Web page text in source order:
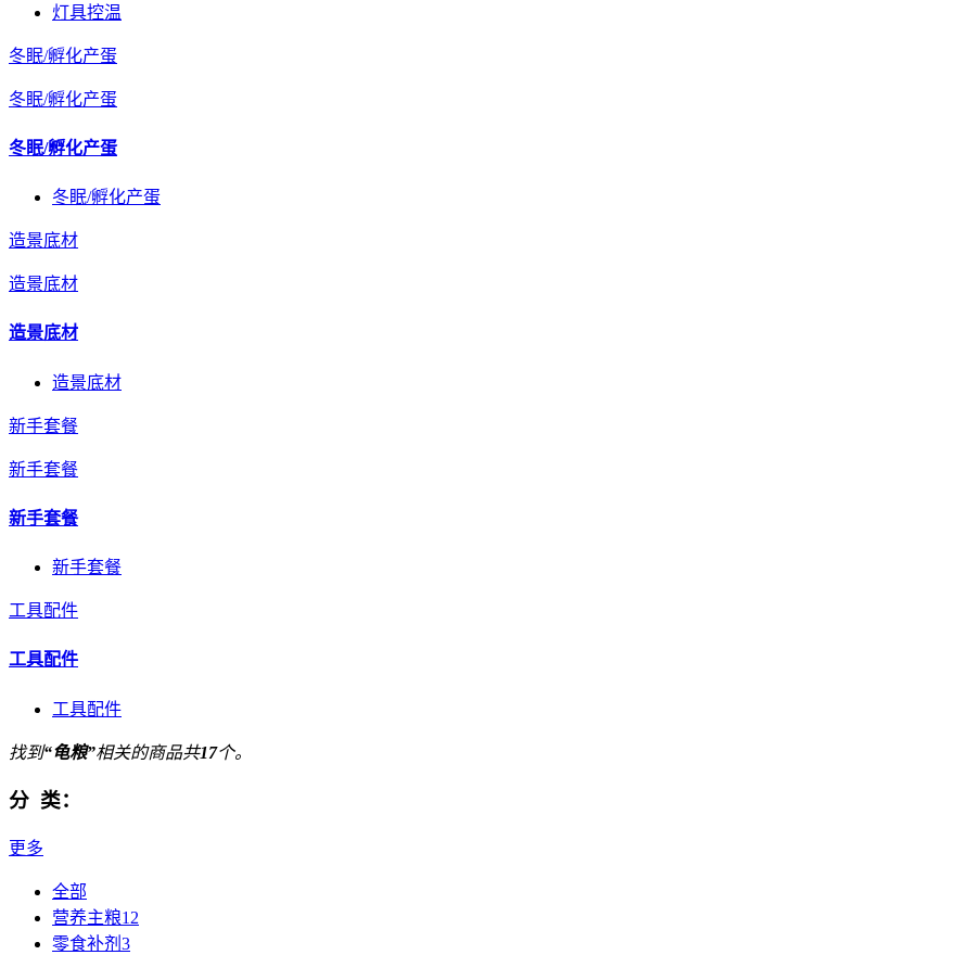
灯具控温
冬眠/孵化产蛋
冬眠/孵化产蛋
冬眠/孵化产蛋
冬眠/孵化产蛋
造景底材
造景底材
造景底材
造景底材
新手套餐
新手套餐
新手套餐
新手套餐
工具配件
工具配件
工具配件
找到“龟粮”相关的商品共17个。
分 类：
更多
全部
营养主粮12
零食补剂 3